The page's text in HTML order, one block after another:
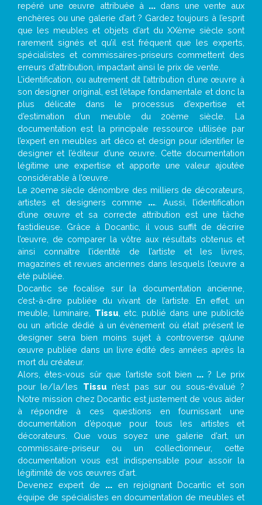
repéré une œuvre attribuée à ... dans une vente aux
enchères ou une galerie d’art ? Gardez toujours à l’esprit
que les meubles et objets d’art du XXème siècle sont
rarement signés et qu’il est fréquent que les experts,
spécialistes et commissaires-priseurs commettent des
erreurs d’attribution, impactant ainsi le prix de vente.
L’identification, ou autrement dit l’attribution d’une œuvre à
son designer original, est l’étape fondamentale et donc la
plus délicate dans le processus d’expertise et
d’estimation d’un meuble du 20ème siècle. La
documentation est la principale ressource utilisée par
l’expert en meubles art déco et design pour identifier le
designer et l’éditeur d’une œuvre. Cette documentation
légitime une expertise et apporte une valeur ajoutée
considérable à l’œuvre.
Le 20eme siècle dénombre des milliers de décorateurs,
artistes et designers comme ... . Aussi, l’identification
d’une œuvre et sa correcte attribution est une tâche
fastidieuse. Grâce à Docantic, il vous suffit de décrire
l’œuvre, de comparer la vôtre aux résultats obtenus et
ainsi connaître l’identité de l’artiste et les livres,
magazines et revues anciennes dans lesquels l’œuvre a
été publiée.
Docantic se focalise sur la documentation ancienne,
c’est-à-dire publiée du vivant de l’artiste. En effet, un
meuble, luminaire, Tissu , etc. publié dans une publicité
ou un article dédié à un évènement où était présent le
designer sera bien moins sujet à controverse qu’une
œuvre publiée dans un livre édité des années après la
mort du créateur.
Alors, êtes-vous sûr que l’artiste soit bien ...? Le prix
pour le/la/les Tissu n’est pas sur ou sous-évalué ?
Notre mission chez Docantic est justement de vous aider
à répondre à ces questions en fournissant une
documentation d’époque pour tous les artistes et
décorateurs. Que vous soyez une galerie d’art, un
commissaire-priseur ou un collectionneur, cette
documentation vous est indispensable pour assoir la
légitimité de vos œuvres d’art.
Devenez expert de ... en rejoignant Docantic et son
équipe de spécialistes en documentation de meubles et